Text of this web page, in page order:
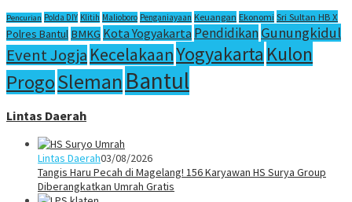
Pencurian Polda DIY Klitih Malioboro Penganiayaan Keuangan Ekonomi Sri Sultan HB X
Polres Bantul BMKG Kota Yogyakarta PendidikanGunungkidul
Event Jogja KecelakaanYogyakarta Kulon
ProgoSleman Bantul
Lintas Daerah
Lintas Daerah03/08/2026
Tangis Haru Pecah di Magelang! 156 Karyawan HS Surya Group
Diberangkatkan Umrah Gratis